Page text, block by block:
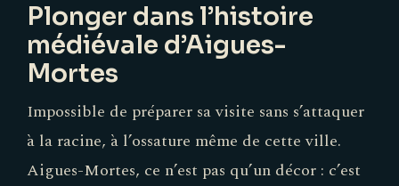
Plonger dans l’histoire
médiévale d’Aigues-
Mortes
Impossible de préparer sa visite sans s’attaquer
à la racine, à l’ossature même de cette ville.
Aigues-Mortes, ce n’est pas qu’un décor : c’est